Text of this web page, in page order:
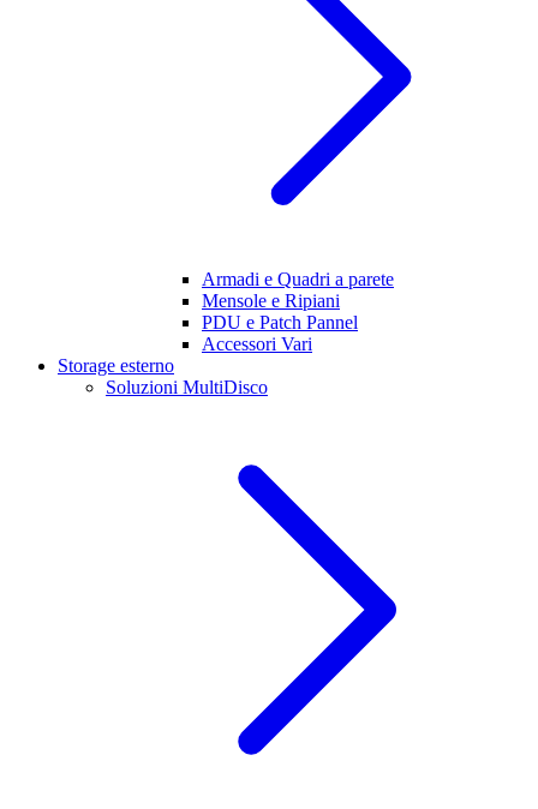
Armadi e Quadri a parete
Mensole e Ripiani
PDU e Patch Pannel
Accessori Vari
Storage esterno
Soluzioni MultiDisco